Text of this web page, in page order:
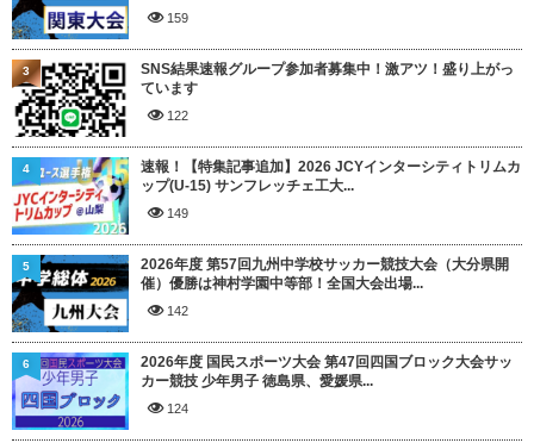
159
SNS結果速報グループ参加者募集中！激アツ！盛り上がっ
ています
122
3
速報！【特集記事追加】2026 JCYインターシティトリムカ
ップ(U-15) サンフレッチェ工大...
149
4
2026年度 第57回九州中学校サッカー競技大会（大分県開
催）優勝は神村学園中等部！全国大会出場...
142
5
2026年度 国民スポーツ大会 第47回四国ブロック大会サッ
カー競技 少年男子 徳島県、愛媛県...
124
6